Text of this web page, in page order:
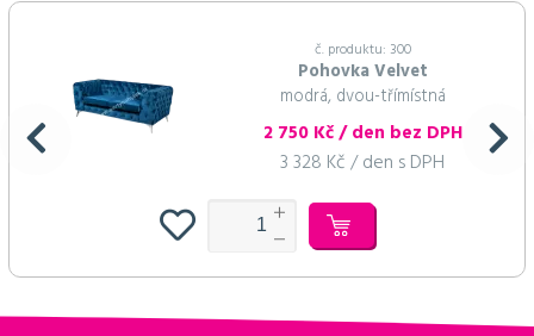
č. produktu: 300
Pohovka Velvet
modrá, dvou-třímístná
2 750 Kč / den bez DPH
3 328 Kč / den s DPH